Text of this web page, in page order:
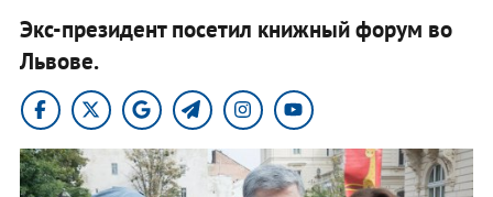
Экс-президент посетил книжный форум во
Львове.